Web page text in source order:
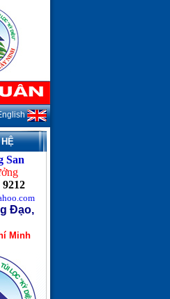
San
9212
Đạo,
Minh